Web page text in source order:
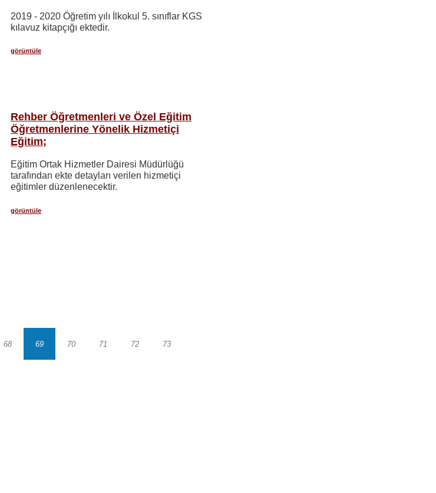
2019 - 2020 Öğretim yılı İlkokul 5. sınıflar KGS
kılavuz kitapçığı ektedir.
görüntüle
Rehber Öğretmenleri ve Özel Eğitim
Öğretmenlerine Yönelik Hizmetiçi
Eğitim;
Eğitim Ortak Hizmetler Dairesi Müdürlüğü
tarafından ekte detayları verilen hizmetiçi
eğitimler düzenlenecektir.
görüntüle
Sayfa
68 Sayfa
69 Sayfa
70 Sayfa
71 Sayfa
72 Sayfa
73